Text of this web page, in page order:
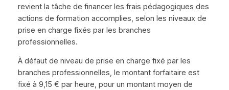
revient la tâche de financer les frais pédagogiques des
actions de formation accomplies, selon les niveaux de
prise en charge fixés par les branches
professionnelles.
À défaut de niveau de prise en charge fixé par les
branches professionnelles, le montant forfaitaire est
fixé à 9,15 € par heure, pour un montant moyen de